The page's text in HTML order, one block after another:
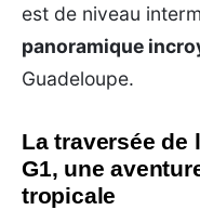
est de niveau
panoramique
Guadeloupe.
La traversée de
G1, une
tropicale